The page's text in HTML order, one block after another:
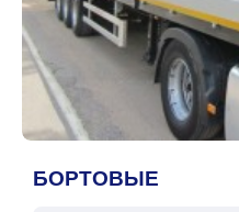
БОРТОВЫЕ